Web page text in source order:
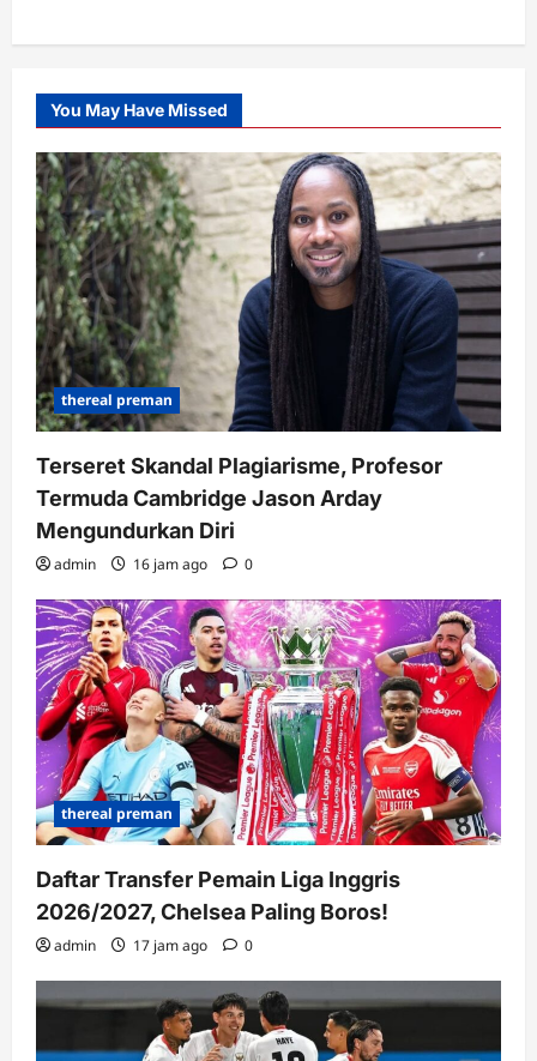
You May Have Missed
thereal preman
Terseret Skandal Plagiarisme, Profesor
Termuda Cambridge Jason Arday
Mengundurkan Diri
admin 16 jam ago 0
thereal preman
Daftar Transfer Pemain Liga Inggris
2026/2027, Chelsea Paling Boros!
admin 17 jam ago 0